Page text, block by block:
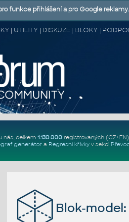
| UTILITY | DISKUZE | BLOKY |
nás, celkem 1.130.000registrovaných (CZ+EN)
generátor a Regresní křivkyv sekci
Blok-
funkce přihlášení a pro Google